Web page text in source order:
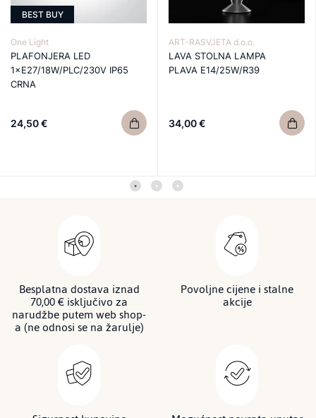
BEST BUY
One Light
PLAFONJERA LED
1×E27/18W/PLC/230V IP65
CRNA
24,50 €
ART-RASVJETA d.o.o.
LAVA STOLNA LAMPA
PLAVA E14/25W/R39
34,00 €
Besplatna dostava iznad
70,00 € isključivo za
narudžbe putem web shop-
a (ne odnosi se na žarulje)
Povoljne cijene i stalne
akcije